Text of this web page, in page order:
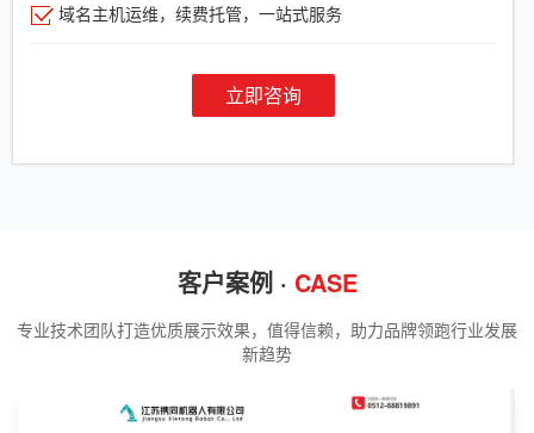
域名主机运维，续费托管，一站式服务
立即咨询
客户案例 · CASE
专业技术团队打造优质展示效果，值得信赖，助力品牌领跑行业发展
新趋势